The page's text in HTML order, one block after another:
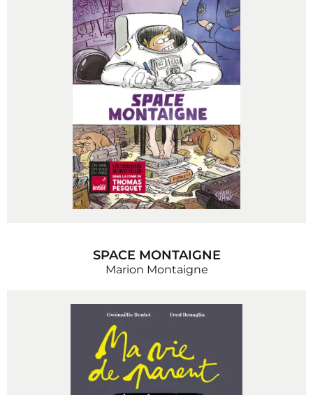
SPACE MONTAIGNE
Marion Montaigne